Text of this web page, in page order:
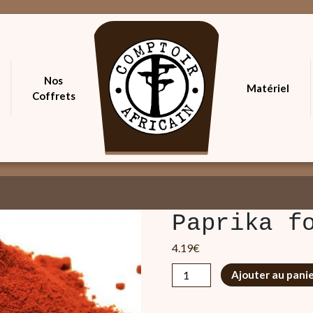
Nos
Coffrets
Matériel
Paprika
4.19€
quantité
de
Ajouter au